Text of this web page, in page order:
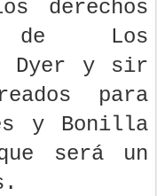
derechos
de Los
Dyer y sir
para
y Bonilla
será un